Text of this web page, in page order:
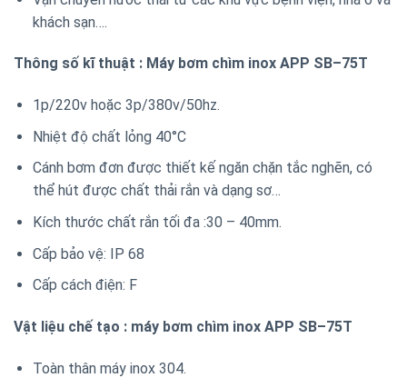
khách sạn….
Thông số kĩ thuật : Máy bơm chìm inox APP SB–75T
1p/220v hoặc 3p/380v/50hz.
Nhiệt độ chất lỏng 40°C
Cánh bơm đơn được thiết kế ngăn chặn tắc nghẽn, có
thể hút được chất thải rắn và dạng sơ…
Kích thước chất rắn tối đa :30 – 40mm.
Cấp bảo vệ: IP 68
Cấp cách điện: F
Vật liệu chế tạo : máy bơm chìm inox APP SB–75T
Toàn thân máy inox 304.